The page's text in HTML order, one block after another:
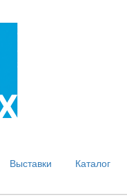
Выставки Каталог